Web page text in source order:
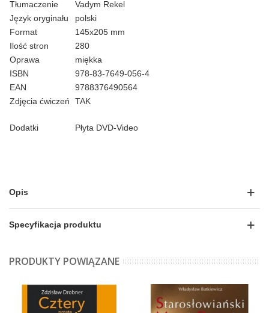
Tłumaczenie
Vadym Rekel
Język oryginału
polski
Format
145x205 mm
Ilość stron
280
Oprawa
miękka
ISBN
978-83-7649-056-4
EAN
9788376490564
Zdjęcia ćwiczeń
TAK
Dodatki Płyta DVD-Video
Opis
Specyfikacja produktu
PRODUKTY POWIĄZANE